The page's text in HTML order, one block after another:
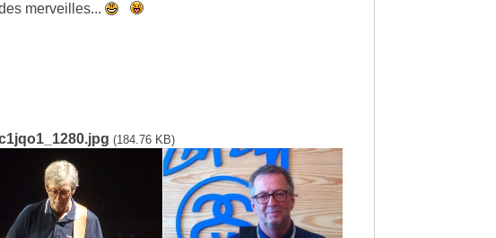
merveilles...
(184.76 KB)